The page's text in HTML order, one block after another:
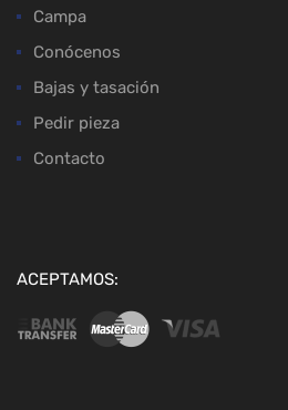
Campa
Conócenos
Bajas y tasación
Pedir pieza
Contacto
ACEPTAMOS: